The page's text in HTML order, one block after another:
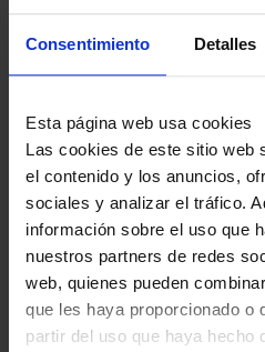
Consentimiento Detalles
Esta página web usa cookies
Las cookies de este sitio web
el contenido y los anuncios,
sociales y analizar el tráfico.
información sobre el uso que
nuestros partners de redes
web, quienes pueden
que les haya proporcionado o
partir del uso que haya hecho